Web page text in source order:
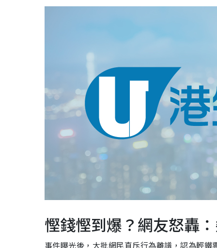
慳錢慳到爆？網友怒轟
事件曝光後，大批網民直斥行為離譜，認為輕